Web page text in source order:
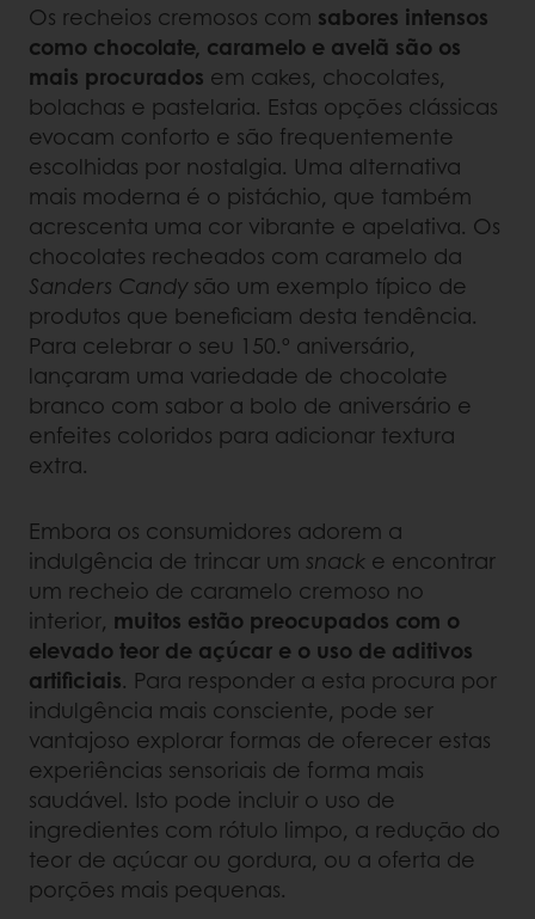
Os recheios cremosos com sabores intensos
como chocolate, caramelo e avelã são os
mais procurados em cakes, chocolates,
bolachas e pastelaria. Estas opções clássicas
evocam conforto e são frequentemente
escolhidas por nostalgia. Uma alternativa
mais moderna é o pistáchio, que também
acrescenta uma cor vibrante e apelativa. Os
chocolates recheados com caramelo da
Sanders Candysão um exemplo típico de
produtos que beneficiam desta tendência.
Para celebrar o seu 150.º aniversário,
lançaram uma variedade de chocolate
branco com sabor a bolo de aniversário e
enfeites coloridos para adicionar textura
extra.
Embora os consumidores adorem a
indulgência de trincar um snack e encontrar
um recheio de caramelo cremoso no
interior, muitos estão preocupados com o
elevado teor de açúcar e o uso de aditivos
artificiais. Para responder a esta procura por
indulgência mais consciente, pode ser
vantajoso explorar formas de oferecer estas
experiências sensoriais de forma mais
saudável. Isto pode incluir o uso de
ingredientes com rótulo limpo, a redução do
teor de açúcar ou gordura, ou a oferta de
porções mais pequenas.